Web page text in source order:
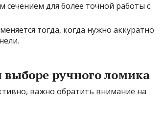
сечением для более точной работы с
тогда, когда нужно аккуратно
ручного ломика
важно обратить внимание на